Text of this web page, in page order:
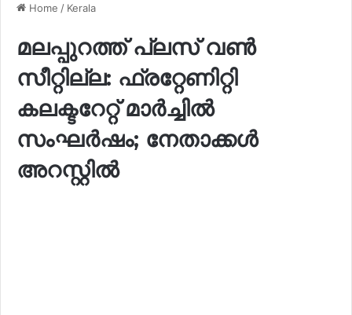
Home / Kerala
മലപ്പുറത്ത് പ്ലസ് വൺ
സീറ്റില്ല: ഫ്രറ്റേണിറ്റി
കലക്ടറേറ്റ് മാർച്ചിൽ
സംഘർഷം; നേതാക്കൾ
അറസ്റ്റിൽ